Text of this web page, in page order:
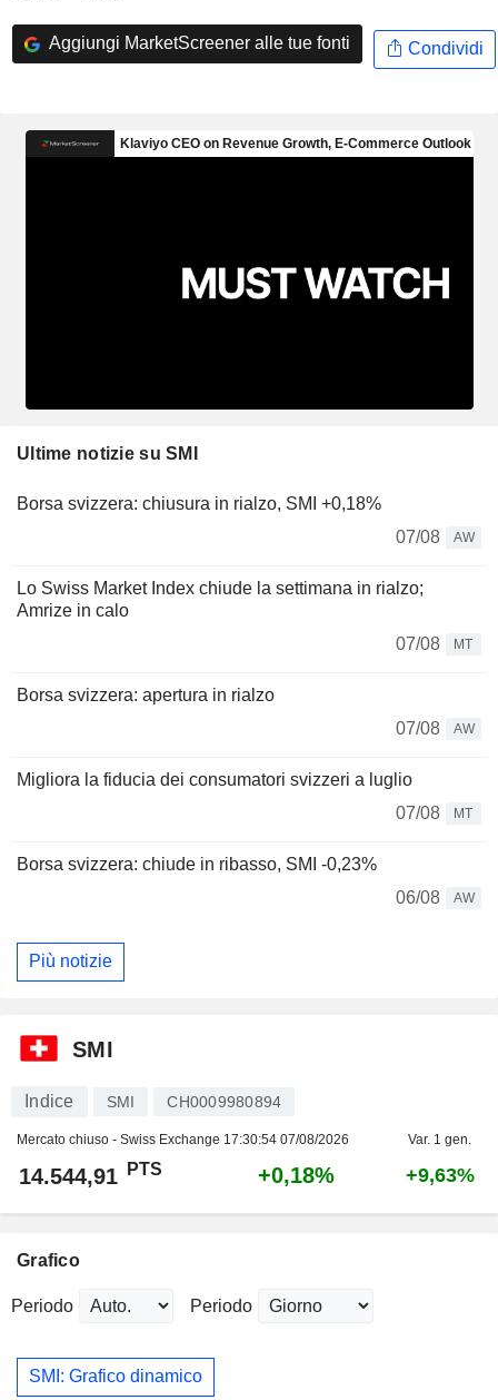
Aggiungi MarketScreener alle tue fonti Condividi
Ultime notizie su SMI
Borsa svizzera: chiusura in rialzo, SMI +0,18%
07/08
AW
Lo Swiss Market Index chiude la settimana in rialzo;
Amrize in calo
07/08
MT
Borsa svizzera: apertura in rialzo
07/08
AW
Migliora la fiducia dei consumatori svizzeri a luglio
07/08
MT
Borsa svizzera: chiude in ribasso, SMI -0,23%
06/08
AW
Più notizie
SMI
Indice SMI CH0009980894
Mercato chiuso - Swiss Exchange 17:30:54 07/08/2026 Var. 1 gen.
14.544,91 PTS +0,18% +9,63%
Grafico
Periodo Periodo
SMI: Grafico dinamico